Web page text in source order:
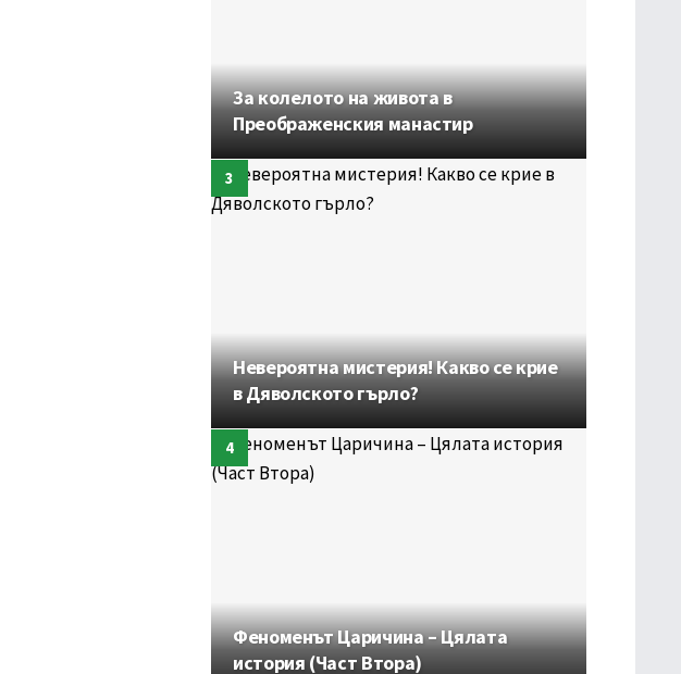
За колелото на живота в
Преображенския манастир
Невероятна мистерия! Какво се крие
в Дяволското гърло?
Феноменът Царичина – Цялата
история (Част Втора)